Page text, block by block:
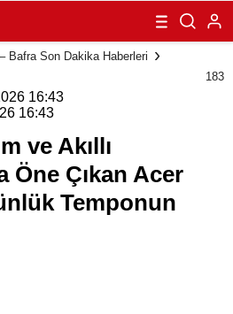
Performansıyla
Öne Çıkan Acer
Aspire Lite,
Günlük
Temponun Yeni
Bafra Son Dakika Haberleri
183
16:43
16:43
ve Akıllı
Öne Çıkan Acer
Temponun